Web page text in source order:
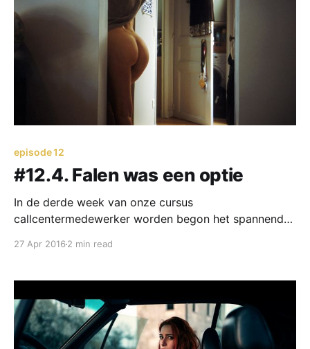
episode 12
#12.4. Falen was een optie
In de derde week van onze cursus
callcentermedewerker worden begon het spannend
zelf. Hij stuurde de teamleiders aan en had een hoop
Alsof hij elke dag bij
27 Apr 2016 2 min read